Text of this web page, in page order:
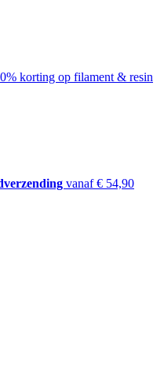
korting op filament & resin
vanaf € 54,90